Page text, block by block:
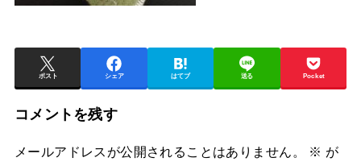
ポスト シェア はてブ 送る Pocket
コメントを残す
メールアドレスが公開されることはありません。 ※ が